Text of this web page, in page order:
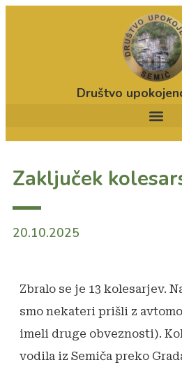
Društvo
Zaključek
20.10.2025
Zbralo se je 13 kolesarjev.
smo nekateri prišli z
imeli druge obveznosti).
vodila iz Semiča preko